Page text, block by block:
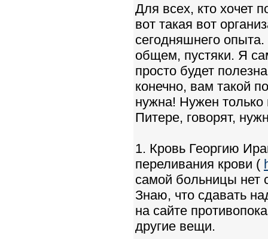
Для всех, кто хочет
вот такая вот
сегодняшнего
общем, пустяки. Я
просто будет
конечно, вам такой
нужна! Нужен только
Питере, говорят,
1. Кровь Георгию
переливания крови (
самой больницы нет
Знаю, что сдавать
на сайте
другие вещи.